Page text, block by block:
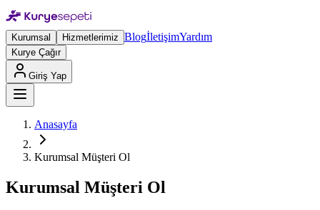
Kurumsal Hizmetlerimiz BlogİletişimYardım
Kurye Çağır
Giriş Yap
Anasayfa
Kurumsal Müşteri Ol
Kurumsal Müşteri Ol